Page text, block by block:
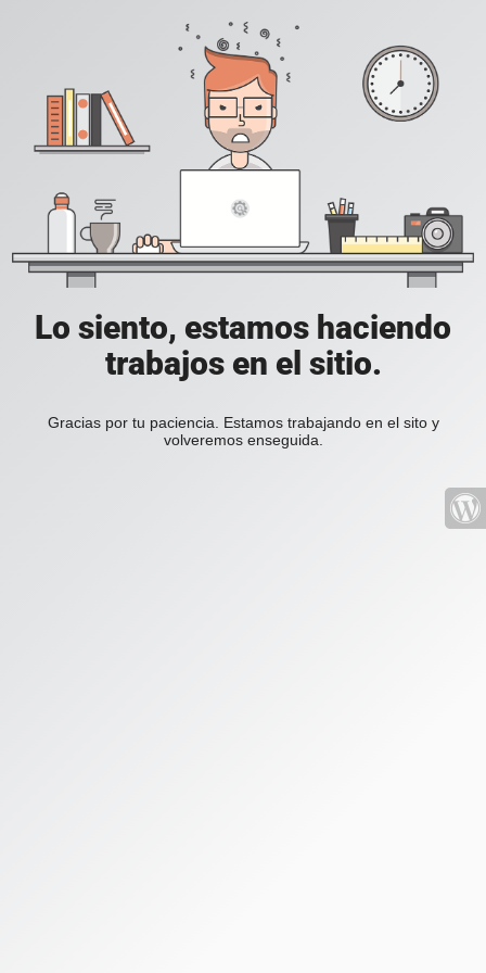
Lo siento, estamos haciendo
trabajos en el sitio.
Gracias por tu paciencia. Estamos trabajando en el sito y
volveremos enseguida.